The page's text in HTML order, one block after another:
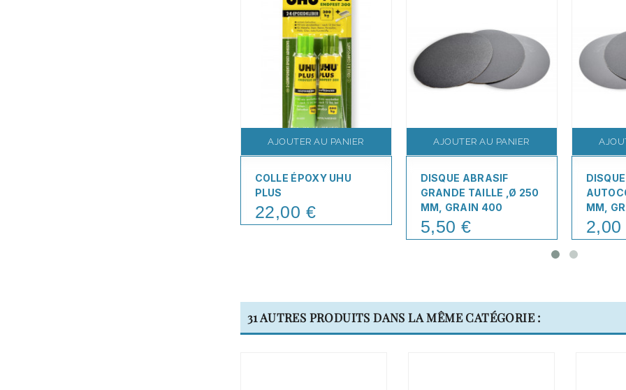
AJOUTER AU PANIER
COLLE ÉPOXY UHU
PLUS
Price
22,00 €
AJOUTER AU PANIER
DISQUE ABRASIF
GRANDE TAILLE ,Ø 250
MM, GRAIN 400
Price
5,50 €
MM,
Price
2,00
31 AUTRES PRODUITS DANS LA MÊME CATÉGORIE :